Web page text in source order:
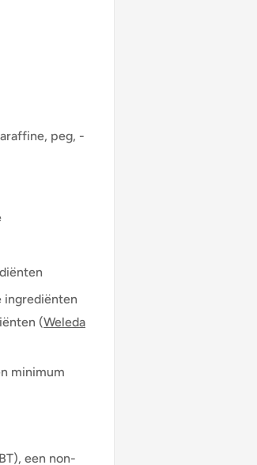
peg, -
ingrediënten
(Weleda
minimum
een non-